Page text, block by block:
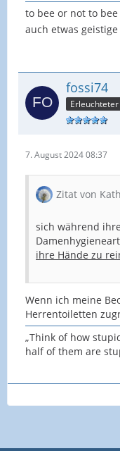
to bee or not to bee
auch etwas
fossi74
Erleuchteter
7. August 2024 08:37
Zitat von
sich während
ihre Hände zu
Wenn ich meine
Herrentoiletten
„Think of how
half of them are